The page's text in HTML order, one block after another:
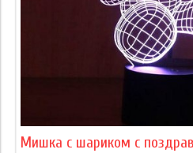
Мишка с шариком с